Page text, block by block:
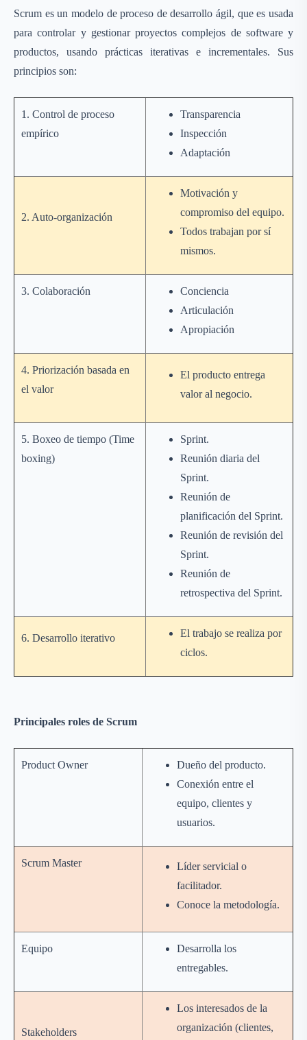
Scrum es un modelo de proceso de desarrollo ágil, que es usada
para controlar y gestionar proyectos complejos de software y
productos, usando prácticas iterativas e incrementales. Sus
principios son:
1. Control de proceso
empírico
Transparencia
Inspección
Adaptación
2. Auto-organización
Motivación y
compromiso del equipo.
Todos trabajan por sí
mismos.
3. Colaboración
Conciencia
Articulación
Apropiación
4. Priorización basada en
el valor
El producto entrega
valor al negocio.
5. Boxeo de tiempo (Time
boxing)
Sprint.
Reunión diaria del
Sprint.
Reunión de
planificación del Sprint.
Reunión de revisión del
Sprint.
Reunión de
retrospectiva del Sprint.
6. Desarrollo iterativo
El trabajo se realiza por
ciclos.
Principales roles de Scrum
Product Owner
Dueño del producto.
Conexión entre el
equipo, clientes y
usuarios.
Scrum Master
Líder servicial o
facilitador.
Conoce la metodología.
Equipo
Desarrolla los
entregables.
Stakeholders
Los interesados de la
organización (clientes,